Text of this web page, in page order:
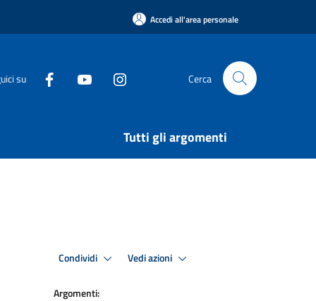
Accedi all'area personale
su Cerca
Tutti gli argomenti
Condividi Vedi azioni
Argomenti: